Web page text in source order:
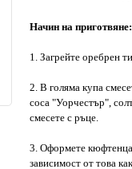
Начин на приготвяне:
1. Загрейте оребрен
2. В голяма купа
соса "Уорчестър",
смесете с ръце.
3. Оформете кюфтенца
зависимост от това